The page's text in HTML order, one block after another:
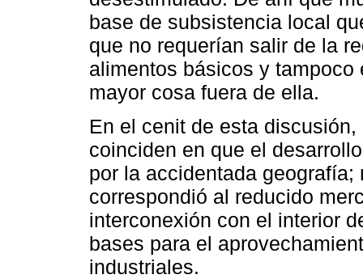
base de subsistencia local
que no requerían salir de la
alimentos básicos y
mayor cosa fuera de ella.
En el cenit de esta
coinciden en que el
por la accidentada
correspondió al reducido
interconexión con el interior
bases para el
industriales.